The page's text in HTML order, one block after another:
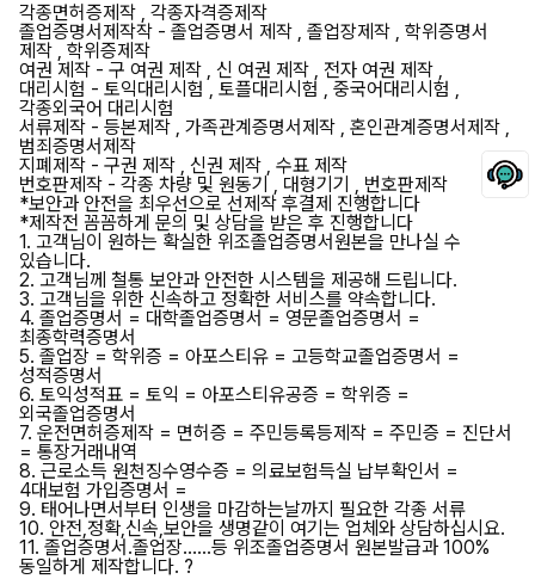
각종면허증제작 , 각종자격증제작
졸업증명서제작작 - 졸업증명서 제작 , 졸업장제작 , 학위증명서
제작 , 학위증제작
여권 제작 - 구 여권 제작 , 신 여권 제작 , 전자 여권 제작 ,
대리시험 - 토익대리시험 , 토플대리시험 , 중국어대리시험 ,
각종외국어 대리시험
서류제작 - 등본제작 , 가족관계증명서제작 , 혼인관계증명서제작 ,
범죄증명서제작
지폐제작 - 구권 제작 , 신권 제작 , 수표 제작
번호판제작 - 각종 차량 및 원동기 , 대형기기 , 번호판제작
*보안과 안전을 최우선으로 선제작 후결제 진행합니다
*제작전 꼼꼼하게 문의 및 상담을 받은 후 진행합니다
1. 고객님이 원하는 확실한 위조졸업증명서원본을 만나실 수
있습니다.
2. 고객님께 철통 보안과 안전한 시스템을 제공해 드립니다.
3. 고객님을 위한 신속하고 정확한 서비스를 약속합니다.
4. 졸업증명서 = 대학졸업증명서 = 영문졸업증명서 =
최종학력증명서
5. 졸업장 = 학위증 = 아포스티유 = 고등학교졸업증명서 =
성적증명서
6. 토익성적표 = 토익 = 아포스티유공증 = 학위증 =
외국졸업증명서
7. 운전면허증제작 = 면허증 = 주민등록등제작 = 주민증 = 진단서
= 통장거래내역
8. 근로소득 원천징수영수증 = 의료보험득실 납부확인서 =
4대보험 가입증명서 =
9. 태어나면서부터 인생을 마감하는날까지 필요한 각종 서류
10. 안전,정확,신속,보안을 생명같이 여기는 업체와 상담하십시요.
11. 졸업증명서.졸업장......등 위조졸업증명서 원본발급과 100%
동일하게 제작합니다. ?